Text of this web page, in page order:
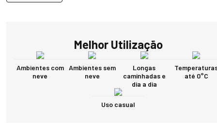
Melhor Utilização
Ambientes com
neve
Ambientes sem
neve
Longas
caminhadas e
dia a dia
até 0°C
Uso casual